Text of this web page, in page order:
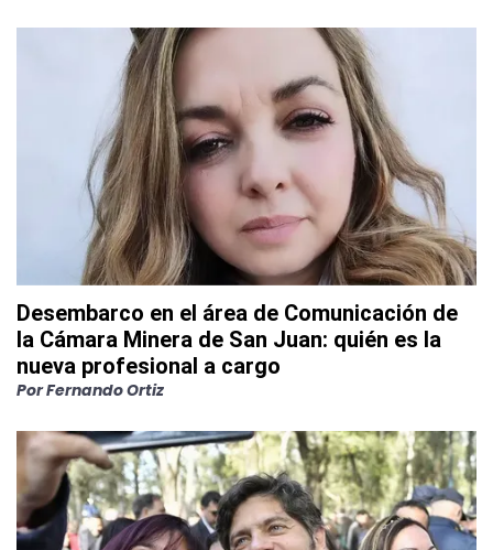
Desembarco en el área de Comunicación de
la Cámara Minera de San Juan: quién es la
nueva profesional a cargo
PorFernando Ortiz